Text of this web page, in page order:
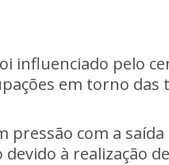
pelo
em torno
com a
à realização